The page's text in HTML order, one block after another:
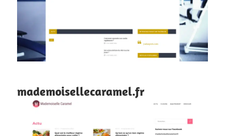
mademoisellecaramel.fr